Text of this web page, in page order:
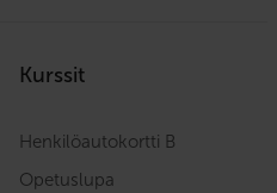
Kurssit
Henkilöautokortti B
Opetuslupa